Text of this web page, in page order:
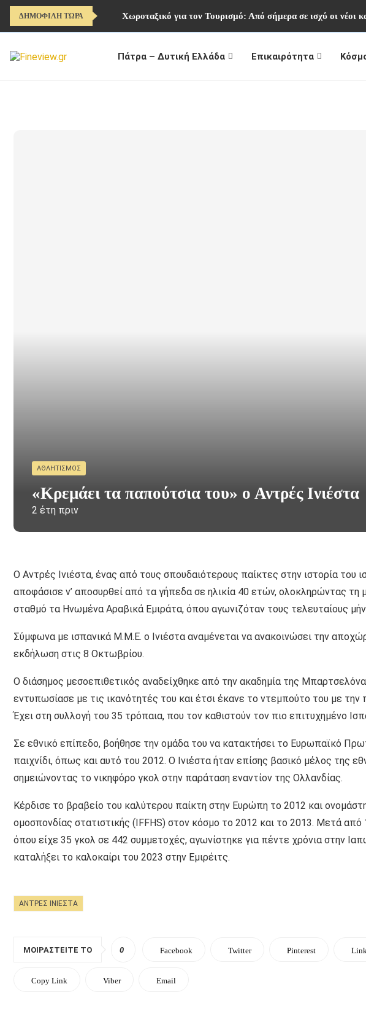
ΔΗΜΟΦΙΛΗ ΤΩΡΑ Χωροταξικό για τον Τουρισμό: Από σήμερα σε ισχύ οι νέοι
Πάτρα – Δυτική Ελλάδα Επικαιρότητα
ΑΘΛΗΤΙΣΜΌΣ
«Κρεμάει τα παπούτσια του» ο Αντρές Ινιέστα
2 έτη πριν
Ο Αντρές Ινιέστα, ένας από τους σπουδαιότερους παίκτες στην ιστορία του
αποφάσισε ν’ αποσυρθεί από τα γήπεδα σε ηλικία 40 ετών, ολοκληρώντας τη
σταθμό τα Ηνωμένα Αραβικά Εμιράτα, όπου αγωνιζόταν τους τελευταίους
Σύμφωνα με ισπανικά Μ.Μ.Ε. ο Ινιέστα αναμένεται να ανακοινώσει την
εκδήλωση στις 8 Οκτωβρίου.
Ο διάσημος μεσοεπιθετικός αναδείχθηκε από την ακαδημία της
εντυπωσίασε με τις ικανότητές του και έτσι έκανε το ντεμπούτο του με
Έχει στη συλλογή του 35 τρόπαια, που τον καθιστούν τον πιο επιτυχημένο
Σε εθνικό επίπεδο, βοήθησε την ομάδα του να κατακτήσει το Ευρωπαϊκό
παιχνίδι, όπως και αυτό του 2012. Ο Ινιέστα ήταν επίσης βασικό μέλος της
σημειώνοντας το νικηφόρο γκολ στην παράταση εναντίον της Ολλανδίας.
Κέρδισε το βραβείο του καλύτερου παίκτη στην Ευρώπη το 2012 και
ομοσπονδίας στατιστικής (IFFHS) στον κόσμο το 2012 και το 2013. Μετά
όπου είχε 35 γκολ σε 442 συμμετοχές, αγωνίστηκε για πέντε χρόνια στην
καταλήξει το καλοκαίρι του 2023 στην Εμιρέιτς.
ΑΝΤΡΕΣ ΙΝΙΕΣΤΑ
ΜΟΙΡΑΣΤΕΊΤΕ ΤΟ 0 Facebook Twitter Pinterest
Copy Link Viber Email